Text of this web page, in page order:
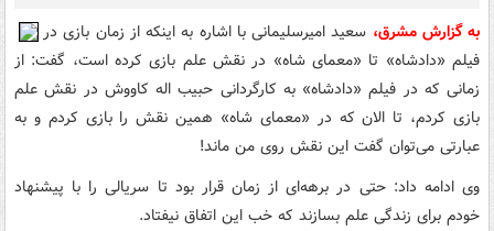
به گزارش مشرق، سعید امیرسلیمانی با اشاره به اینکه از زمان بازی در
فیلم «دادشاه» تا «معمای شاه» در نقش علم بازی کرده است، گفت: از
زمانی که در فیلم «دادشاه» به کارگردانی حبیب اله کاووش در نقش علم
بازی کردم، تا الان که در «معمای شاه» همین نقش را بازی کردم و به
عبارتی می‌توان گفت این نقش روی من ماند!
وی ادامه داد: حتی در برهه‌ای از زمان قرار بود تا سریالی را با پیشنهاد
خودم برای زندگی علم بسازند که خب این اتفاق نیفتاد.